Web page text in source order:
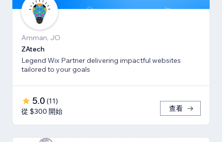
Amman, JO
ZAtech
Legend Wix Partner delivering impactful websites
tailored to your goals
5.0 (11)
從 $300 開始
查看